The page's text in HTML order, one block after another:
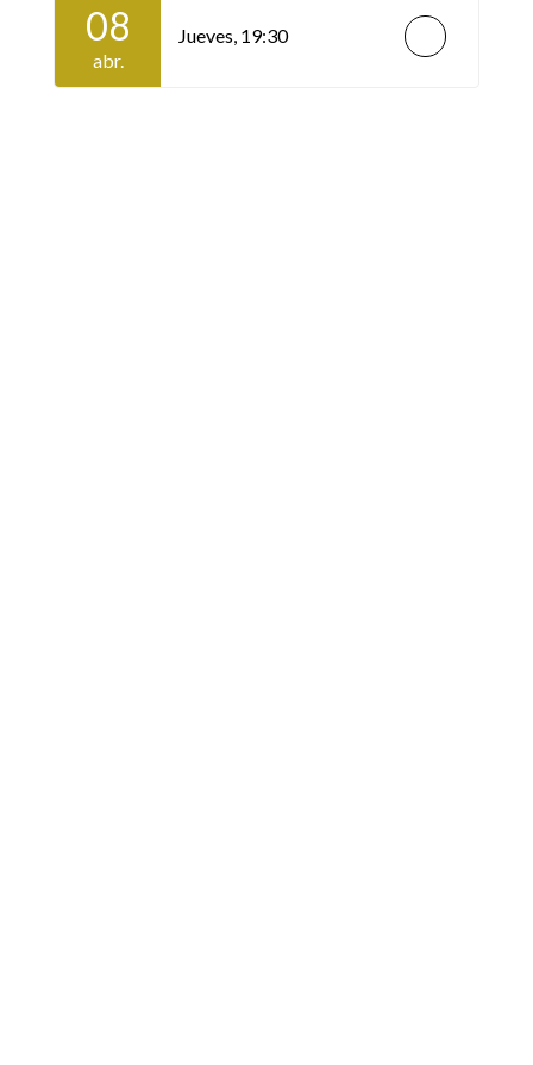
08
abr.
Jueves, 19:30